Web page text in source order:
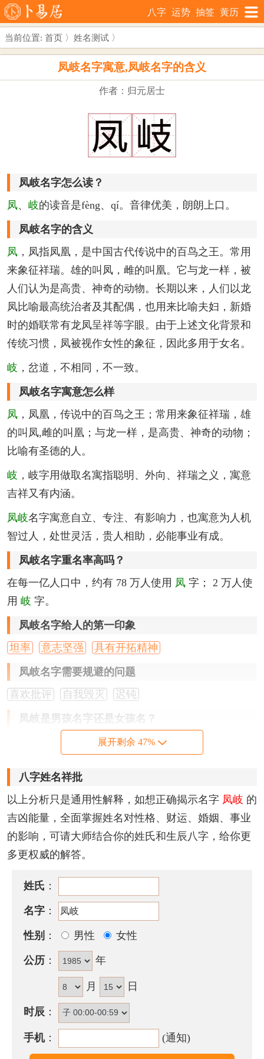
八字 运势 抽签 黄历
当前位置: 首页 〉 姓名测试 〉
凤岐名字寓意,凤岐名字的含义
作者：归元居士
凤岐名字怎么读？
凤、 岐的读音是fèng、qí。音律优美，朗朗上口。
凤岐名字的含义
凤 ，凤指凤凰，是中国古代传说中的百鸟之王。常用
来象征祥瑞。雄的叫凤，雌的叫凰。它与龙一样，被
人们认为是高贵、神奇的动物。长期以来，人们以龙
凤比喻最高统治者及其配偶，也用来比喻夫妇，新婚
时的婚联常有龙凤呈祥等字眼。由于上述文化背景和
传统习惯，凤被视作女性的象征，因此多用于女名。
岐 ，岔道，不相同，不一致。
凤岐名字寓意怎么样
凤 ，凤凰，传说中的百鸟之王；常用来象征祥瑞，雄
的叫凤,雌的叫凰；与龙一样，是高贵、神奇的动物；
比喻有圣德的人。
岐 ，岐字用做取名寓指聪明、外向、祥瑞之义，寓意
吉祥又有内涵。
凤岐名字寓意自立、专注、有影响力，也寓意为人机
智过人，处世灵活，贵人相助，必能事业有成。
凤岐名字重名率高吗？
在每一亿人口中，约有 78 万人使用 凤 字； 2 万人使
用 岐 字。
凤岐名字给人的第一印象
坦率
意志坚强 具有开拓精神
凤岐名字需要规避的问题
喜欢批评
自我毁灭 迟钝
凤岐是男孩名字还是女孩名？
根据卜易居大数据性别分析，叫凤岐
凤岐名字笔画分析
『凤』 字，为半包围结构；先外后内，繁体字写法为
鳳 ，笔画数为4划。
『岐』 字，为左右结构，繁体字写法为
该名字的五格笔画搭配为：
凤岐名字性格印象
待人虽热心积极，但有时欠考虑而容易得罪人，应发
挥以礼待人的本性，保持乐观的心情，自可得人之敬
爱，得到部属的支持而达功成名就。
含凤岐的古诗词有哪些？
凤 楼台飘瑞雪，岐阳草木亚香尘。
——《闻迎真身》
展开剩余 47%
八字姓名祥批
以上分析只是通用性解释，如想正确揭示名字 凤岐 的
吉凶能量，全面掌握姓名对性格、财运、婚姻、事业
的影响，可请大师结合你的姓氏和生辰八字，给你更
多更权威的解答。
姓氏 ：
名字 ：
性别 ： 男性 女性
公历 ： 年
月 日
时辰 ：
手机： (通知)